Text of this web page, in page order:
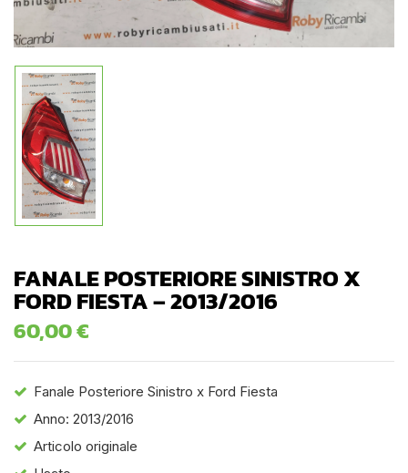
FANALE POSTERIORE SINISTRO X
FORD FIESTA – 2013/2016
60,00€
Fanale Posteriore Sinistro x Ford Fiesta
Anno: 2013/2016
Articolo originale